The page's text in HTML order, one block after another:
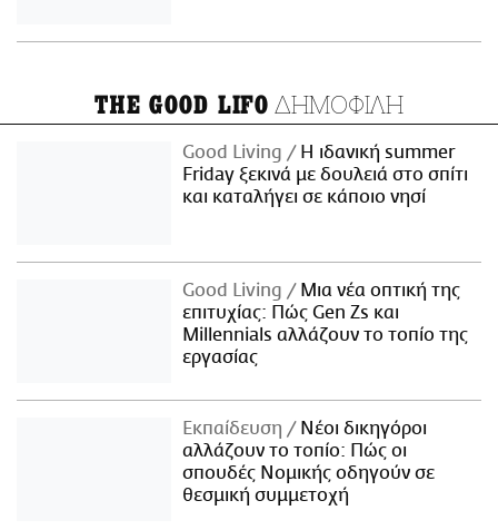
THE GOOD LIFO ΔΗΜΟΦΙΛΗ
Good Living
Η ιδανική summer
Friday ξεκινά με δουλειά στο σπίτι
και καταλήγει σε κάποιο νησί
Good Living
Μια νέα οπτική της
επιτυχίας: Πώς Gen Zs και
Millennials αλλάζουν το τοπίο της
εργασίας
Εκπαίδευση
Νέοι δικηγόροι
αλλάζουν το τοπίο: Πώς οι
σπουδές Νομικής οδηγούν σε
θεσμική συμμετοχή